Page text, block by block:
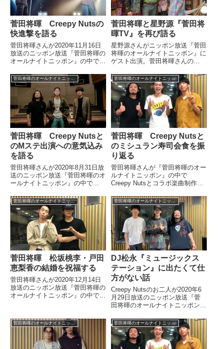
菅田将暉 Creepy Nutsの
快進撃を語る
菅田将暉さんが2020年11月16日
放送のニッポン放送『菅田将暉の
オールナイトニッポン』の中で
『情熱大陸』出演や武道館公演成
功など、最近のCreepy Nutsの快
進撃について話していました。こ
のあと2...
菅田将暉と星野源『菅田将
暉TV』を再び語る
星野源さんがニッポン放送『菅田
将暉のオールナイトニッポン』に
ゲスト出演。菅田将暉さんの
について、再び話していました。
星野源が #菅田将暉ANN にゲス
ト出演し、特別企画として、皆様
の脳内で起きた“アオハル”...
菅田将暉のオールナイトニッポン
菅田将暉 Creepy Nutsと
のMステ出演への意気込み
を語る
菅田将暉さんが2020年8月31日放
送のニッポン放送『菅田将暉のオ
ールナイトニッポン』の中で
ラ』でミュージックステーション
への出演が決定したことについて
トーク。意気込みを語っていまし
た。〈 テレビ出演 ...
菅田将暉のオールナイトニッポン
菅田将暉 Creepy Nutsと
のミシュラン寿司会食を振
り返る
菅田将暉さんが『菅田将暉のオー
ルナイトニッポン』の中で
Creepy Nutsとコラボ楽曲制作の
シュランの寿司店でした件につい
て話していました。Creepy Nuts
R-指定さんDJ松永さんありがと
うございまし...
菅田将暉のオールナイトニッポン
菅田将暉 松坂桃李・戸田
恵梨香の結婚を祝福する
菅田将暉さんが2020年12月14日
放送のニッポン放送『菅田将暉の
オールナイトニッポン』の中で松
りがとう。そして、改めて「蜜蜂
と遠雷」「HELLO WORLD」宜
しくお願い致します...
DJ松永『ミュージックス
テーション』に出たくて仕
方がない話
Creepy Nutsのお二人が2020年6
月29日放送のニッポン放送『菅
田将暉のオールナイトニッポン』
さんが出たい気持ちを押さえきれ
なくなっていました。Creepy
Nutsのお二人ありがとうござい
ました！次...
菅田将暉のオールナイトニッポン 菅田将暉のオールナイトニッポン